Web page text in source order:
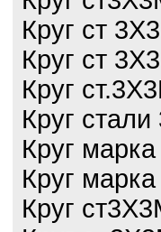
Круг ст
Круг ст
Круг
Круг
Круг
Круг
Круг